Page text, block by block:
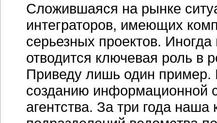
Сложившаяся на рынке
интеграторов, имеющих
серьезных проектов.
отводится ключевая роль в
Приведу лишь один пример.
созданию информационной
агентства. За три года